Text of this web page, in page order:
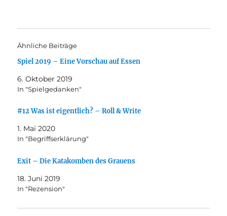
Ähnliche Beiträge
Spiel 2019 – Eine Vorschau auf Essen
6. Oktober 2019
In "Spielgedanken"
#12 Was ist eigentlich? – Roll & Write
1. Mai 2020
In "Begriffserklärung"
Exit – Die Katakomben des Grauens
18. Juni 2019
In "Rezension"